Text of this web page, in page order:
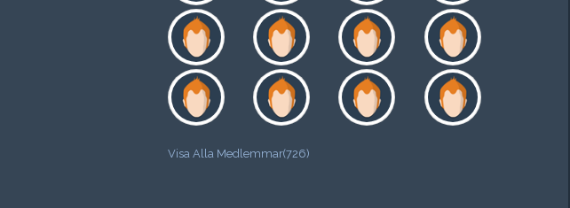
Visa Alla Medlemmar(726)